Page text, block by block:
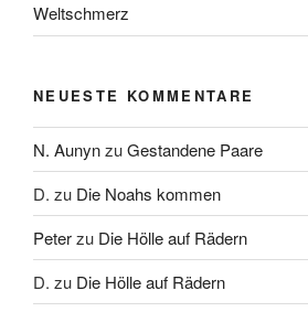
Weltschmerz
NEUESTE KOMMENTARE
N. AunynzuGestandene Paare
D. zu Die Noahs kommen
Peterzu Die Hölle auf Rädern
D. zu Die Hölle auf Rädern